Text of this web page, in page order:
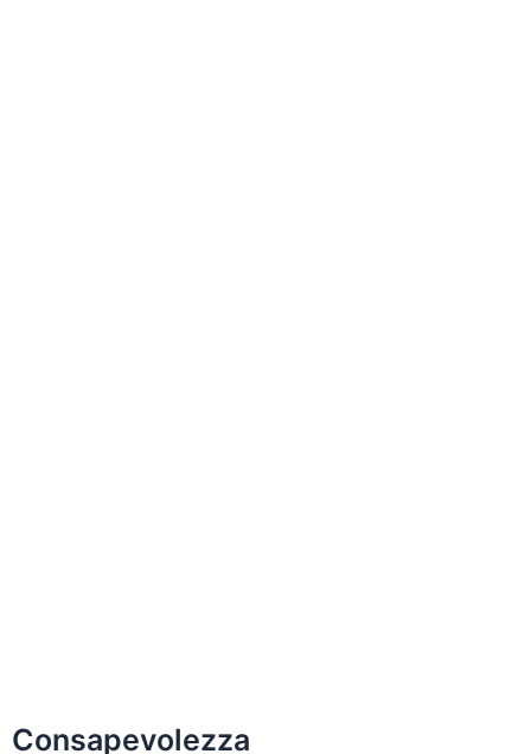
Consapevolezza